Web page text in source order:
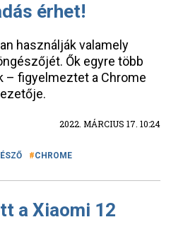
érhet!
használják valamely
Ők egyre több
– figyelmeztet a Chrome
2022. MÁRCIUS 17. 10:24
CHROME
a Xiaomi 12